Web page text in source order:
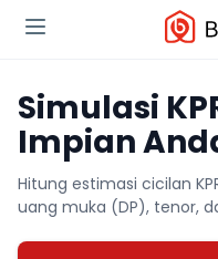
Simulasi
Impian
Hitung estimasi cicilan
uang muka (DP), tenor,